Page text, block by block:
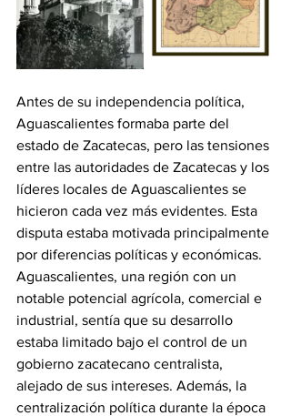
Antes de su independencia política,
Aguascalientes formaba parte del
estado de Zacatecas, pero las tensiones
entre las autoridades de Zacatecas y los
líderes locales de Aguascalientes se
hicieron cada vez más evidentes. Esta
disputa estaba motivada principalmente
por diferencias políticas y económicas.
Aguascalientes, una región con un
notable potencial agrícola, comercial e
industrial, sentía que su desarrollo
estaba limitado bajo el control de un
gobierno zacatecano centralista,
alejado de sus intereses. Además, la
centralización política durante la época